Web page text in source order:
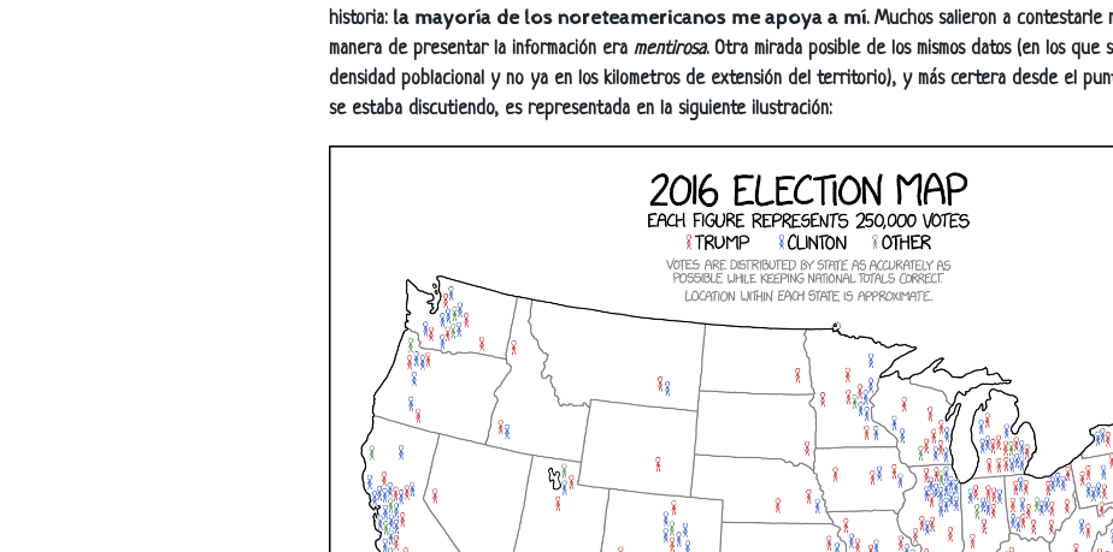
historia: la mayoría de los noreteamericanos me apoya a mí. Muchos salieron a contestarle
manera de presentar la información era mentirosa. Otra mirada posible de los mismos datos (en los
densidad poblacional y no ya en los kilometros de extensión del territorio), y más certera desde el
se estaba discutiendo, es representada en la siguiente ilustración: